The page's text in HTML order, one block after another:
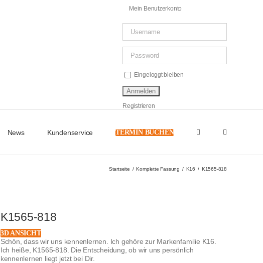
Mein Benutzerkonto
Eingeloggt bleiben
Registrieren
News Kundenservice TERMIN BUCHEN
Startseite Komplette Fassung K16 K1565-818
K1565-818
3D ANSICHT
Schön, dass wir uns kennenlernen. Ich gehöre zur Markenfamilie K16.
Ich heiße, K1565-818. Die Entscheidung, ob wir uns persönlich
kennenlernen liegt jetzt bei Dir.